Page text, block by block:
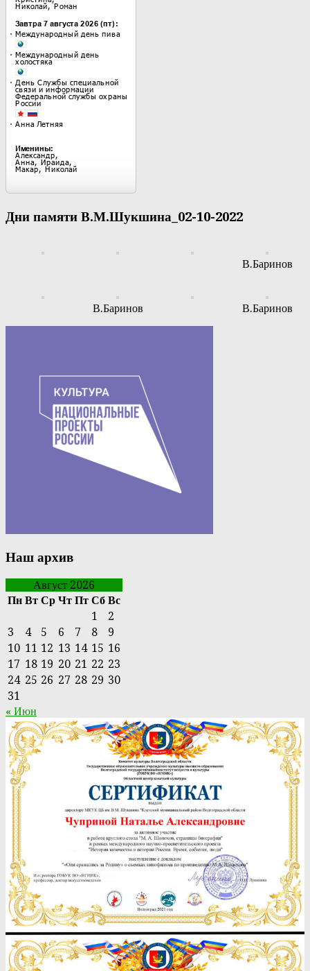
Дни памяти В.М.Шукшина_02-10-2022
В.Баринов
В.Баринов В.Баринов
Наш архив
Август 2026
Пн Вт Ср Чт Пт Сб Вс
1
2
3
4 5 6 7 8
9
10 11 12 13 14 15 16
17 18 19 20 21 22 23
24 25 26 27 28 29 30
31
« Июн